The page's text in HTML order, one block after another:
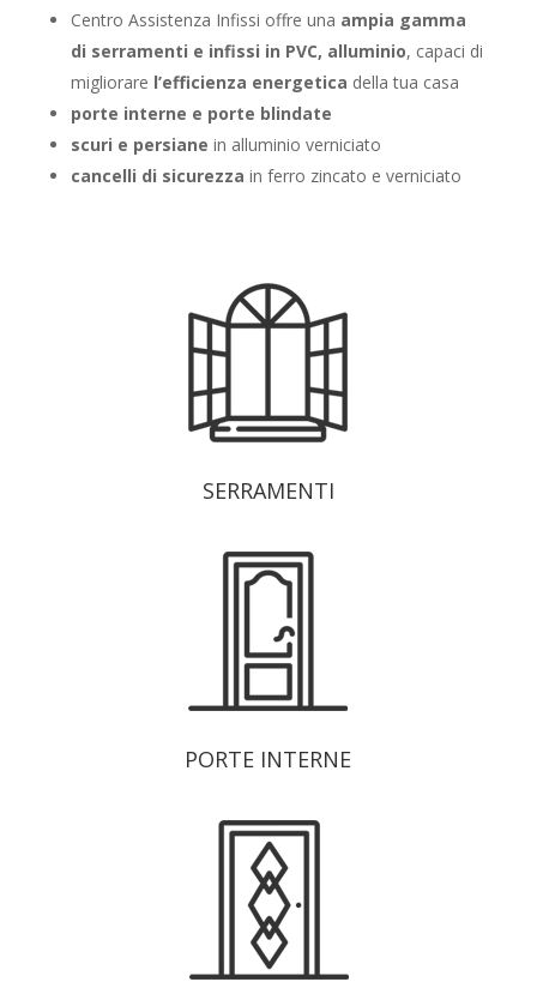
Centro Assistenza Infissi offre una ampia gamma
di serramenti e infissi in PVC, alluminio, capaci di
migliorare l’efficienza energetica della tua casa
porte interne e porte blindate
scuri e persiane in alluminio verniciato
cancelli di sicurezza in ferro zincato e verniciato
SERRAMENTI
PORTE INTERNE